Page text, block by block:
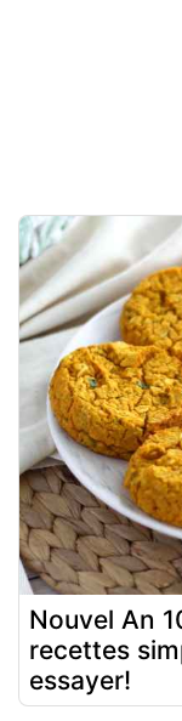
Nouvel An
recettes
essayer!